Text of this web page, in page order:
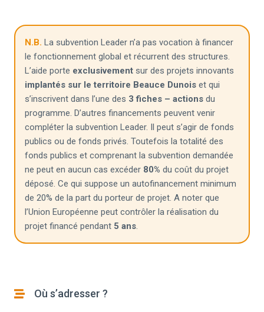
N.B. La subvention Leader n’a pas vocation à financer
le fonctionnement global et récurrent des structures.
L’aide porte exclusivement sur des projets innovants
implantés sur le territoire Beauce Dunois et qui
s’inscrivent dans l’une des 3 fiches – actions du
programme. D’autres financements peuvent venir
compléter la subvention Leader. Il peut s’agir de fonds
publics ou de fonds privés. Toutefois la totalité des
fonds publics et comprenant la subvention demandée
ne peut en aucun cas excéder 80% du coût du projet
déposé. Ce qui suppose un autofinancement minimum
de 20% de la part du porteur de projet. A noter que
l’Union Européenne peut contrôler la réalisation du
projet financé pendant 5 ans.
Où s’adresser ?